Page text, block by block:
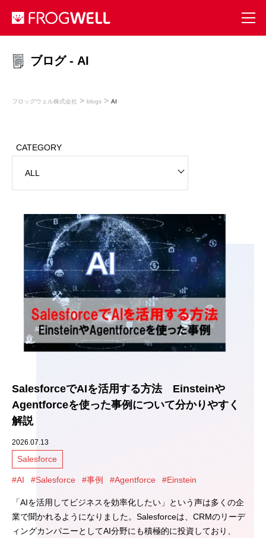
ブログ - AI
フロッグウェル株式会社 > blogs > AI
CATEGORY
SalesforceでAIを活用する方法 Einsteinや
Agentforceを使った事例について分かりやすく
解説
2026.07.13
Salesforce
#AI #Salesforce #事例 #Agentforce #Einstein
「AIを活用してビジネスを効率化したい」という声は多くの企
業で聞かれるようになりました。Salesforceは、CRMのリーデ
ィングカンパニーとしてAI分野にも積極的に投資しており、